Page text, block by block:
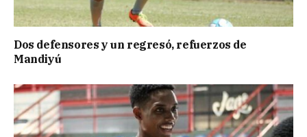
Dos defensores y un regresó, refuerzos de
Mandiyú